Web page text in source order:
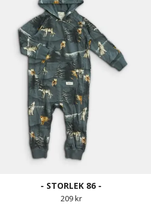
- STORLEK 86 -
209 kr